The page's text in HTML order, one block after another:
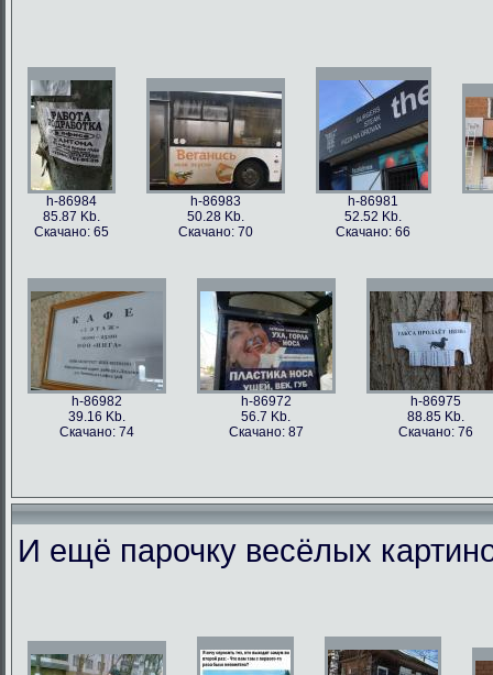
h-86984
85.87 Kb.
Скачано: 65
h-86983
50.28 Kb.
Скачано: 70
h-86981
52.52 Kb.
Скачано: 66
h-86982
39.16 Kb.
Скачано: 74
h-86972
56.7 Kb.
Скачано: 87
h-86975
88.85 Kb.
Скачано: 76
И ещё парочку весёлых